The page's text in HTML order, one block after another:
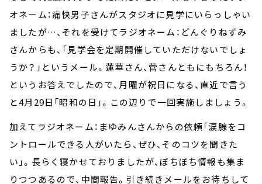
オネーム：痛快男子さんがスタジオに見学にいらっしゃい
ましたが…、それを受けてラジオネーム：どんぐりねずみ
さんからも、「見学会を定期開催していただけないでしょ
うか？」というメール。蓮華さん、菅さんともにもちろん！
というお答えでしたので、月曜が祝日になる、直近で言う
と4月29日「昭和の日」。この辺りで一回実施しましょう。
加えてラジオネーム：まゆみんさんからの依頼「涙腺をコ
ントロールできる人がいたら、ぜひ、そのコツを聞きた
い」。長らく寝かせておりましたが、ぼちぼち情報も集ま
りつつあるので、中間報告。引き続きメールをお待ちして